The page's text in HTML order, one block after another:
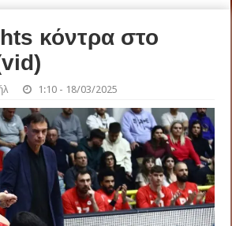
κόντρα στο
1:10 - 18/03/2025